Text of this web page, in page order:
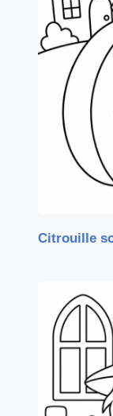
Citrouille